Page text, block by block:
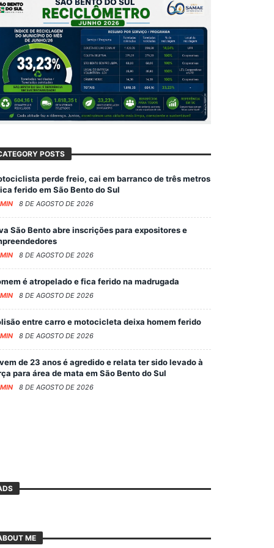
POSTS
perde freio, cai em barranco de três metros
ferido em São Bento do Sul
8 DE AGOSTO DE 2026
São Bento abre inscrições para expositores e
8 DE AGOSTO DE 2026
é atropelado e fica ferido na madrugada
8 DE AGOSTO DE 2026
entre carro e motocicleta deixa homem ferido
8 DE AGOSTO DE 2026
de 23 anos é agredido e relata ter sido levado à
para área de mata em São Bento do Sul
8 DE AGOSTO DE 2026
ME